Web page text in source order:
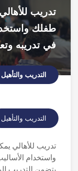
تدريب
طفلك
في تدريبه
التدريب والتأهيل
التدريب والتأهيل
تدريب للأهالي
واستخدام
يتضمن التدريب